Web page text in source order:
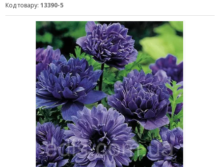
Код товару: 13390-5